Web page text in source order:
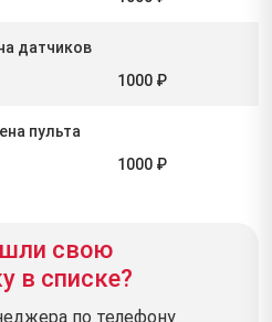
датчиков
1000 ₽
пульта
1000 ₽
свою
в списке?
по телефону